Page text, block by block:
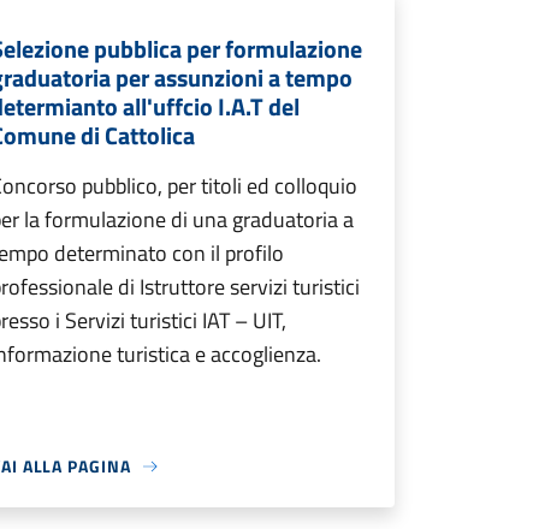
pubblica per formulazione
per assunzioni a tempo
all'uffcio I.A.T del
di Cattolica
pubblico, per titoli ed colloquio
la formulazione di una graduatoria a
determinato con il profilo
di Istruttore servizi turistici
i Servizi turistici IAT – UIT,
turistica e accoglienza.
ALLA PAGINA